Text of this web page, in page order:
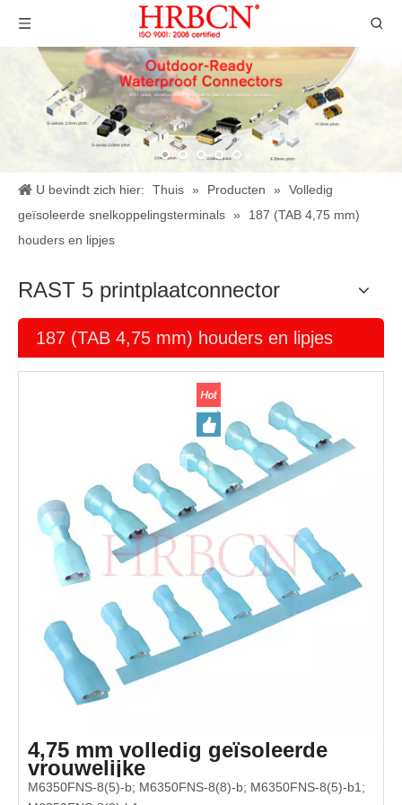
U bevindt zich hier: Thuis » Producten »
Volledig
geïsoleerde snelkoppelingsterminals »
187 (TAB 4,75 mm)
houders en lipjes
RAST 5 printplaatconnector
187 (TAB 4,75 mm) houders en lipjes
4,75 mm volledig geïsoleerde
vrouwelijke
ontkoppelingsterminal (AWG 16-
M6350FNS-8(5)-b; M6350FNS-8(8)-b; M6350FNS-8(5)-b1;